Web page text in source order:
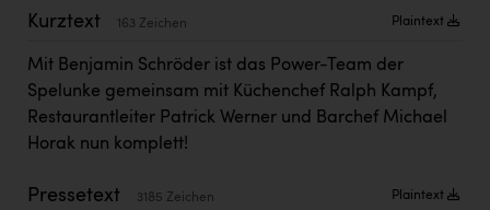
Fristads Austria
IFE Austria GmbH
Immotech
Kurztext 163 Zeichen Plaintext
Mit Benjamin Schröder ist das Power-Team der
Spelunke gemeinsam mit Küchenchef Ralph Kampf,
Restaurantleiter Patrick Werner und Barchef Michael
Horak nun komplett!
Pressetext 3185 Zeichen Plaintext